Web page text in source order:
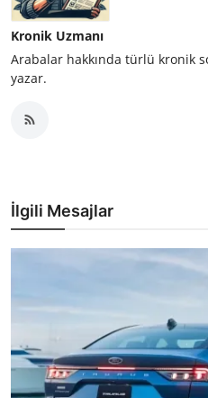
Kronik Uzmanı
Arabalar hakkında türlü kronik
yazar.
İlgili Mesajlar